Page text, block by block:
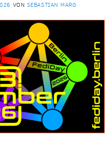
VON SEBASTIAN MARG